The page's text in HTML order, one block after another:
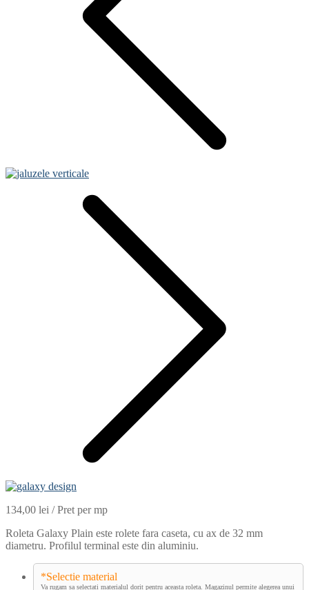
134,00 lei / Pret per mp
Roleta Galaxy Plain este rolete fara caseta, cu ax de 32 mm
diametru. Profilul terminal este din aluminiu.
*Selectie material
Va rugam sa selectati materialul dorit pentru aceasta roleta. Magazinul permite alegerea unui